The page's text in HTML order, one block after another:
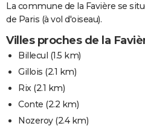
La commune de la Favière se
de Paris (à vol d'oiseau).
Villes proches de la
Billecul (1.5 km)
Gillois (2.1 km)
Rix(2.1 km)
Conte (2.2 km)
Nozeroy(2.4 km)